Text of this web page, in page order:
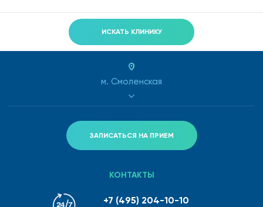
ИСКАТЬ КЛИНИКУ
м. Смоленская
ЗАПИСАТЬСЯ НА ПРИЕМ
КОНТАКТЫ
+7 (495) 204-10-10